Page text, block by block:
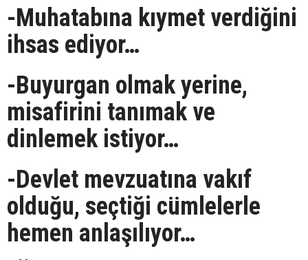
-Muhatabına kıymet verdiğini
ihsas ediyor…
-Buyurgan olmak yerine,
misafirini tanımak ve
dinlemek istiyor…
-Devlet mevzuatına vakıf
olduğu, seçtiği cümlelerle
hemen anlaşılıyor…